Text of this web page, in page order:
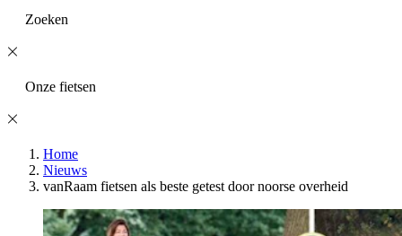
Zoeken
Onze fietsen
Home
Nieuws
vanRaam fietsen als beste getest door noorse overheid